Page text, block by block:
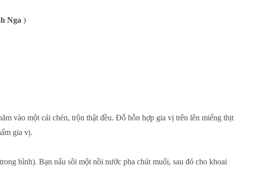
Nga )
vào một cái chén, trộn thật đều. Đỗ hỗn hợp gia vị trên lên miếng thịt
gia vị.
hình). Bạn nấu sôi một nồi nước pha chút muối, sau đó cho khoai